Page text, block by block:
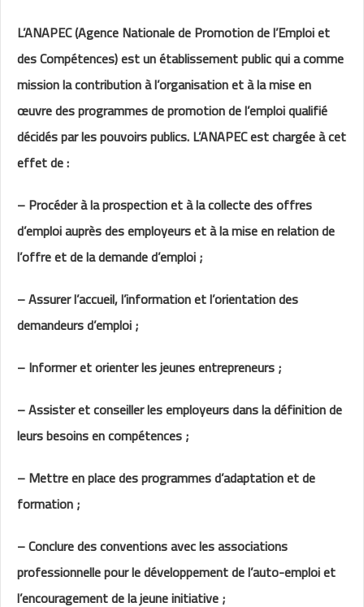
L’ANAPEC (Agence Nationale de Promotion de l’Emploi et
des Compétences) est un établissement public qui a comme
mission la contribution à l’organisation et à la mise en
œuvre des programmes de promotion de l’emploi qualifié
décidés par les pouvoirs publics. L’ANAPEC est chargée à cet
effet de :
– Procéder à la prospection et à la collecte des offres
d’emploi auprès des employeurs et à la mise en relation de
l’offre et de la demande d’emploi ;
– Assurer l’accueil, l’information et l’orientation des
demandeurs d’emploi ;
– Informer et orienter les jeunes entrepreneurs ;
– Assister et conseiller les employeurs dans la définition de
leurs besoins en compétences ;
– Mettre en place des programmes d’adaptation et de
formation ;
– Conclure des conventions avec les associations
professionnelle pour le développement de l’auto-emploi et
l’encouragement de la jeune initiative ;